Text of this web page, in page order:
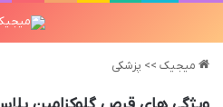
میجیک >> پزشکی